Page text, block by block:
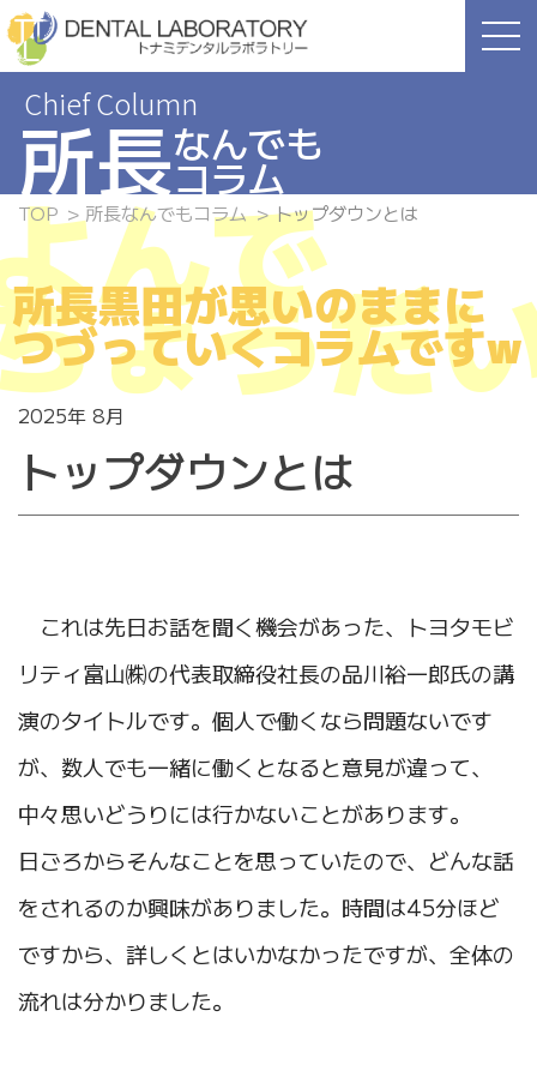
Skip
to
the
content
TOP 所長なんでもコラム トップダウンとは
所長なんでも
コラム
2025年 8月
トップダウンとは
所長黒田が思いのままに
つづっていくコラムですw
んで
ょうだ
これは先日お話を聞く機会があった、トヨタモビ
リティ富山㈱の代表取締役社長の品川裕一郎氏の講
演のタイトルです。個人で働くなら問題ないです
が、数人でも一緒に働くとなると意見が違って、
中々思いどうりには行かないことがあります。
日ごろからそんなことを思っていたので、どんな話
をされるのか興味がありました。時間は45分ほど
ですから、詳しくとはいかなかったですが、全体の
流れは分かりました。